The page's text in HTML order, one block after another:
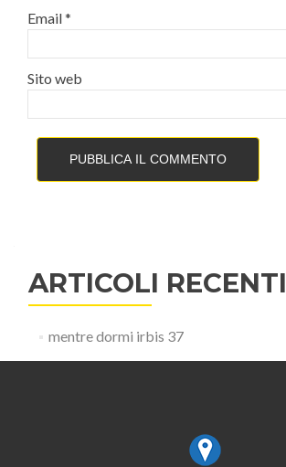
Email*
Sito web
ARTICOLI RECENTI
mentre dormi irbis 37